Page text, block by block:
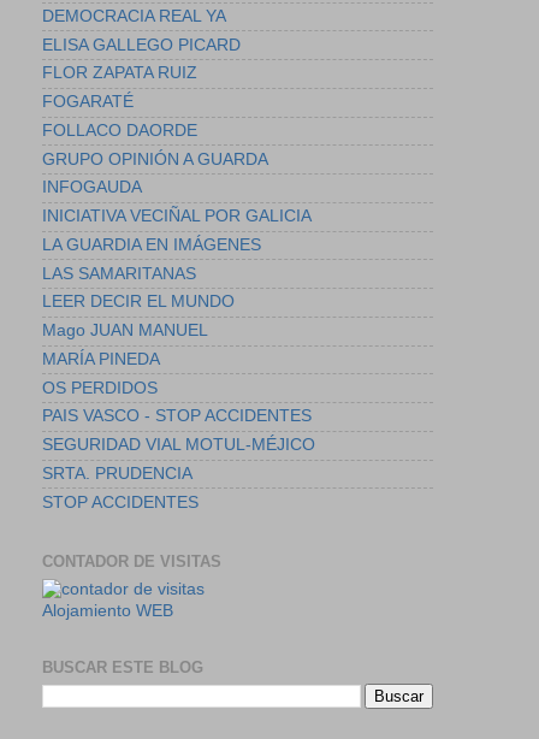
DEMOCRACIA REAL YA
ELISA GALLEGO PICARD
FLOR ZAPATA RUIZ
FOGARATÉ
FOLLACO DAORDE
GRUPO OPINIÓN A GUARDA
INFOGAUDA
INICIATIVA VECIÑAL POR GALICIA
LA GUARDIA EN IMÁGENES
LAS SAMARITANAS
LEER DECIR EL MUNDO
Mago JUAN MANUEL
MARÍA PINEDA
OS PERDIDOS
PAIS VASCO - STOP ACCIDENTES
SEGURIDAD VIAL MOTUL-MÉJICO
SRTA. PRUDENCIA
STOP ACCIDENTES
CONTADOR DE VISITAS
Alojamiento WEB
BUSCAR ESTE BLOG